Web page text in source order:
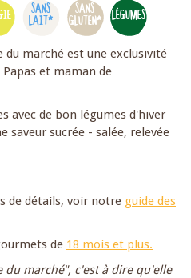
SANS
LAIT*
SANS
GLUTEN*
LÉGUMES
marché est une exclusivité
et maman de
avec de bon légumes d'hiver
saveur sucrée - salée, relevée
de détails, voir notre guide des
de 18 mois et plus.
du marché", c'est à dire qu'elle